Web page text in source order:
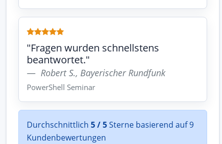
"Fragen wurden schnellstens
beantwortet."
Robert S., Bayerischer Rundfunk
PowerShell Seminar
Durchschnittlich 5 / 5Sterne basierend auf 9
Kundenbewertungen